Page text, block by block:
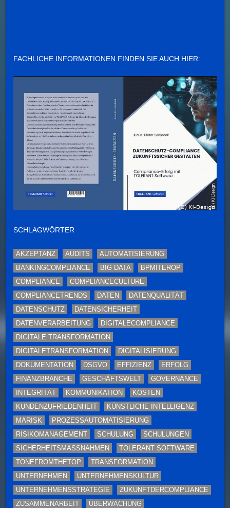
FACHLICHE INFORMATIONEN FINDEN SIE AUCH HIER:
SCHLAGWÖRTER
AKZEPTANZ AUDITS
AUTOMATISIERUNG
BANKINGCOMPLIANCE
BIG DATA
BPMITEROP
COMPLIANCE
COMPLIANCECULTURE
COMPLIANCETRENDS
DATEN
DATENQUALITÄT
DATENSCHUTZ
DATENSICHERHEIT
DATENVERARBEITUNG
DIGITALECOMPLIANCE
DIGITALE TRANSFORMATION
DIGITALETRANSFORMATION
DIGITALISIERUNG
DOKUMENTATION
DSGVO EFFIZIENZ
ERFOLG
FINANZBRANCHE
GESCHÄFTSWELT
GOVERNANCE
INTEGRITÄT
KOMMUNIKATION
KOSTEN
KUNDENZUFRIEDENHEIT
KÜNSTLICHE INTELLIGENZ
MARISK
PROZESSAUTOMATISIERUNG
RISIKOMANAGEMENT
SCHULUNG
SCHULUNGEN
SICHERHEITSMASSNAHMEN
TOLERANT SOFTWARE
TONEFROMTHETOP
TRANSFORMATION
UNTERNEHMEN
UNTERNEHMENSKULTUR
UNTERNEHMENSSTRATEGIE
ZUKUNFTDERCOMPLIANCE
ZUSAMMENARBEIT
ÜBERWACHUNG